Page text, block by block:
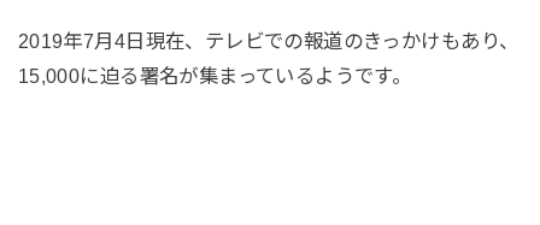
2019年7月4日現在、テレビでの報道のきっかけもあり、
15,000に迫る署名が集まっているようです。